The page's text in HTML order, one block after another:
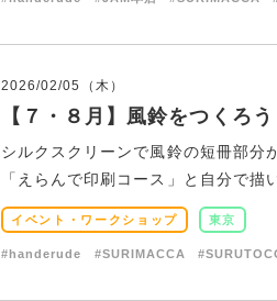
2026/02/05（木）
【７・８月】風鈴をつくろ
シルクスクリーンで風鈴の短冊部分
「えらんで印刷コース」と自分で
イベント・ワークショップ 東京
#handerude #SURIMACCA